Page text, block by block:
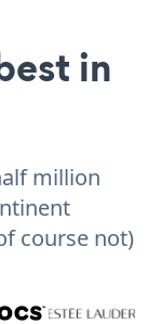
in
million
course not)